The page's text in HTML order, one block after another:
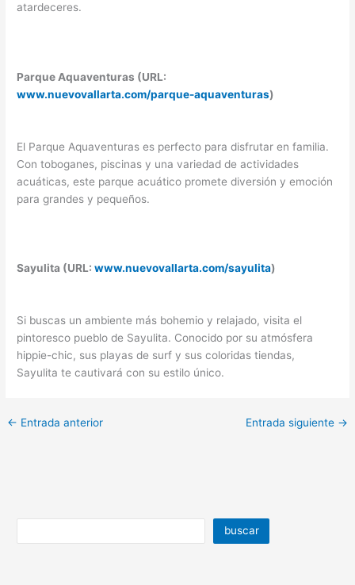
atardeceres.
Parque Aquaventuras (URL:
www.nuevovallarta.com/parque-aquaventuras)
El Parque Aquaventuras es perfecto para disfrutar en familia.
Con toboganes, piscinas y una variedad de actividades
acuáticas, este parque acuático promete diversión y emoción
para grandes y pequeños.
Sayulita (URL:www.nuevovallarta.com/sayulita)
Si buscas un ambiente más bohemio y relajado, visita el
pintoresco pueblo de Sayulita. Conocido por su atmósfera
hippie-chic, sus playas de surf y sus coloridas tiendas,
Sayulita te cautivará con su estilo único.
← Entrada anterior Entrada siguiente →
buscar